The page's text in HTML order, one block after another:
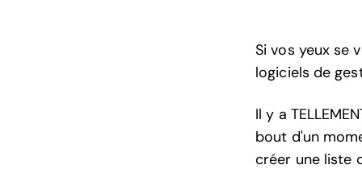
Si vos yeux se
logiciels de
Il y a
bout d'un
créer une liste